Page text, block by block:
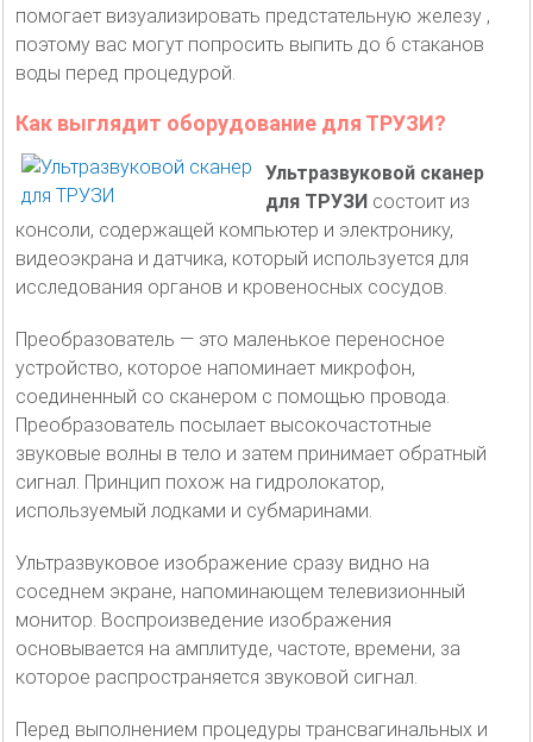
помогает визуализировать предстательную железу ,
поэтому вас могут попросить выпить до 6 стаканов
воды перед процедурой.
Как выглядит оборудование для ТРУЗИ?
Ультразвуковой сканер
для ТРУЗИ состоит из
консоли, содержащей компьютер и электронику,
видеоэкрана и датчика, который используется для
исследования органов и кровеносных сосудов.
Преобразователь — это маленькое переносное
устройство, которое напоминает микрофон,
соединенный со сканером с помощью провода.
Преобразователь посылает высокочастотные
звуковые волны в тело и затем принимает обратный
сигнал. Принцип похож на гидролокатор,
используемый лодками и субмаринами.
Ультразвуковое изображение сразу видно на
соседнем экране, напоминающем телевизионный
монитор. Воспроизведение изображения
основывается на амплитуде, частоте, времени, за
которое распространяется звуковой сигнал.
Перед выполнением процедуры трансвагинальных и